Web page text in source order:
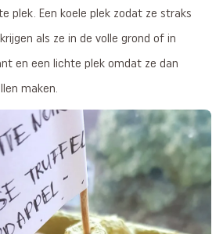
plek. Een koele plek zodat ze straks
als ze in de volle grond of in
en een lichte plek omdat ze dan
maken.